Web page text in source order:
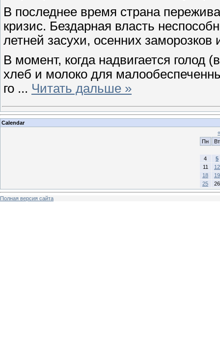
В последнее время страна
кризис. Бездарная власть
летней засухи, осенних
В момент, когда надвигается голод
хлеб и молоко для
го ... Читать дальше »
Calendar
«
Пн
Вт
4
5
11
12
18
19
25
26
Полная версия сайта